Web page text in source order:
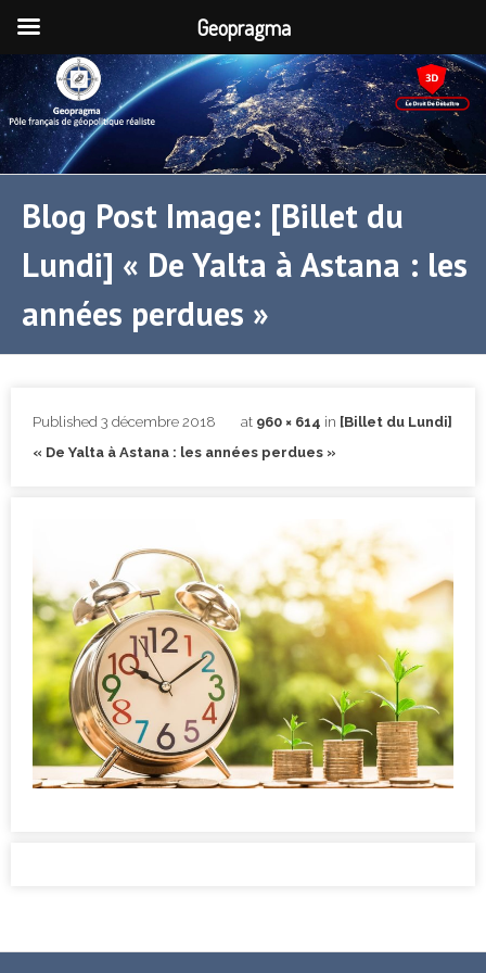
Blog Post Image: [Billet du
Lundi] « De Yalta à Astana : les
années perdues »
Published 3 décembre 2018 at 960 × 614 in [Billet du Lundi]
« De Yalta à Astana : les années perdues »
Geopragma